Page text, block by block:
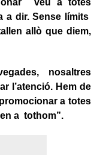
veu a totes
a dir. Sense límits
allò que diem,
nosaltres
l’atenció. Hem de
a totes
a tothom”.